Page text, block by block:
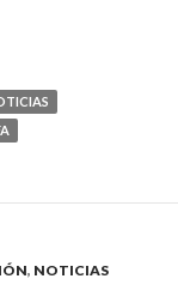
, NOTICIAS